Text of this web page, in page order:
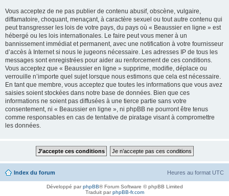
Vous acceptez de ne pas publier de contenu abusif, obscène, vulgaire,
diffamatoire, choquant, menaçant, à caractère sexuel ou tout autre contenu qui
peut transgresser les lois de votre pays, du pays où « Beaussier en ligne » est
hébergé ou les lois internationales. Le faire peut vous mener à un
bannissement immédiat et permanent, avec une notification à votre fournisseur
d’accès à Internet si nous le jugeons nécessaire. Les adresses IP de tous les
messages sont enregistrées pour aider au renforcement de ces conditions.
Vous acceptez que « Beaussier en ligne » supprime, modifie, déplace ou
verrouille n’importe quel sujet lorsque nous estimons que cela est nécessaire.
En tant que membre, vous acceptez que toutes les informations que vous avez
saisies soient stockées dans notre base de données. Bien que ces
informations ne soient pas diffusées à une tierce partie sans votre
consentement, ni « Beaussier en ligne », ni phpBB ne pourront être tenus
comme responsables en cas de tentative de piratage visant à compromettre
les données.
Index du forum Heures au format UTC
Développé parphpBB® Forum Software © phpBB Limited
Traduit parphpBB-fr.com